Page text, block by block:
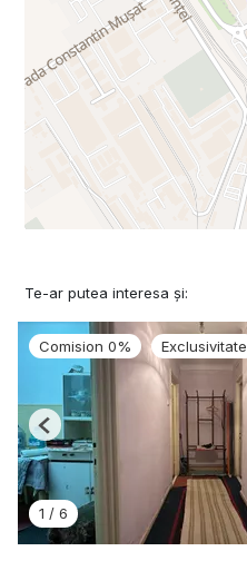
Te-ar putea interesa și:
Comision 0% Exclusivitate
1 / 6
Previous